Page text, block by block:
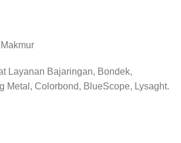
Layanan Bajaringan, Bondek,
Metal, Colorbond, BlueScope, Lysaght.